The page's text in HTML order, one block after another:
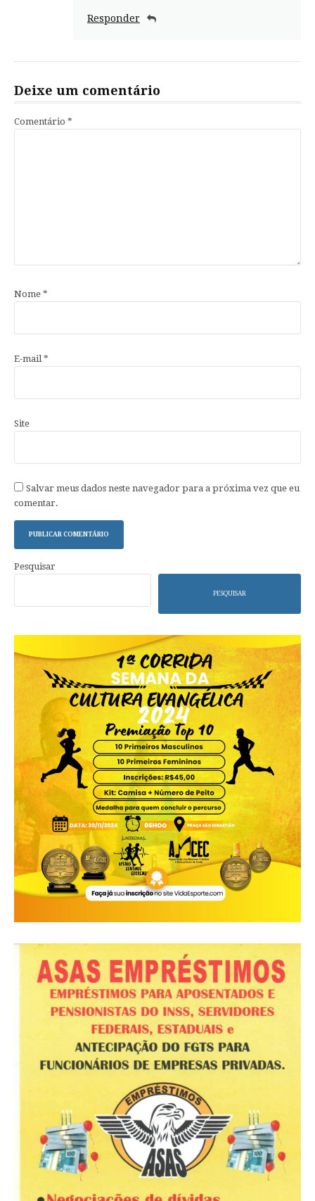
Responder
Deixe um comentário
Comentário *
Nome *
E-mail*
Site
Salvar meus dados neste navegador para a próxima vez que eu
comentar.
Pesquisar
PESQUISAR